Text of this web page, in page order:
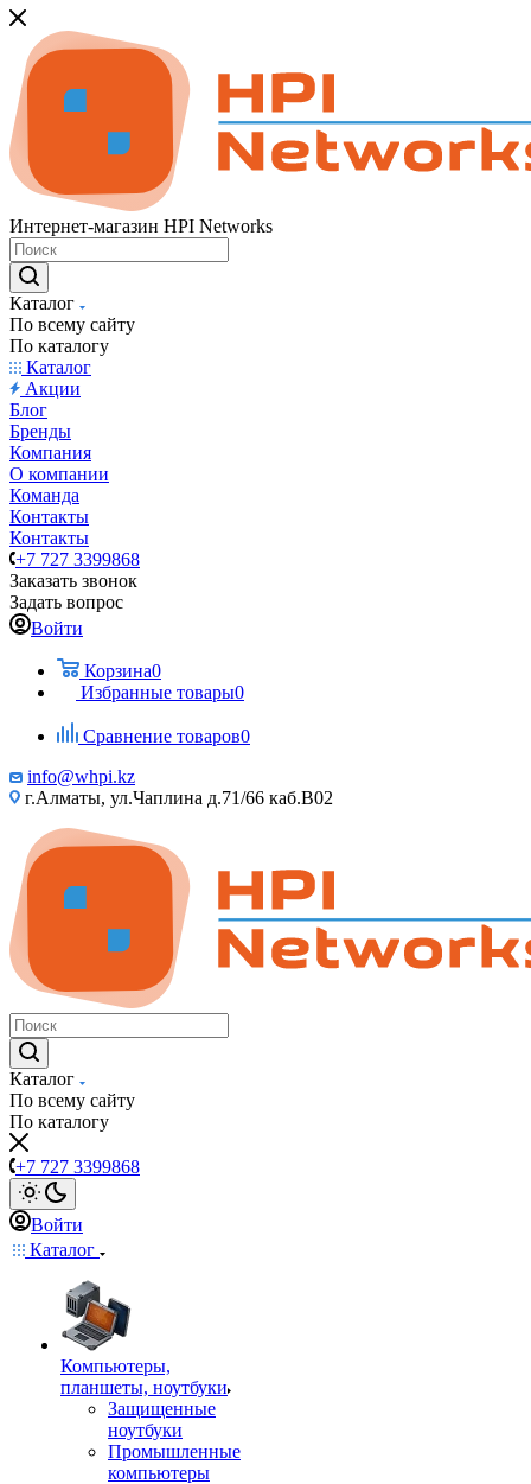
Интернет-магазин HPI Networks
Каталог
По всему сайту
По каталогу
Каталог
Акции
Блог
Бренды
Компания
О компании
Команда
Контакты
Контакты
+7 727 3399868
Заказать звонок
Задать вопрос
Войти
Корзина0
Избранные товары0
Сравнение товаров0
info@whpi.kz
г.Алматы, ул.Чаплина д.71/66 каб.B02
Каталог
По всему сайту
По каталогу
+7 727 3399868
Войти
Каталог
Компьютеры,
планшеты, ноутбуки
Защищенные
ноутбуки
Промышленные
компьютеры